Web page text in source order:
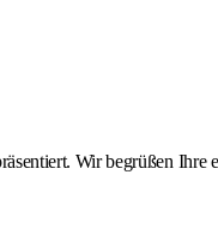
Wir begrüßen Ihre